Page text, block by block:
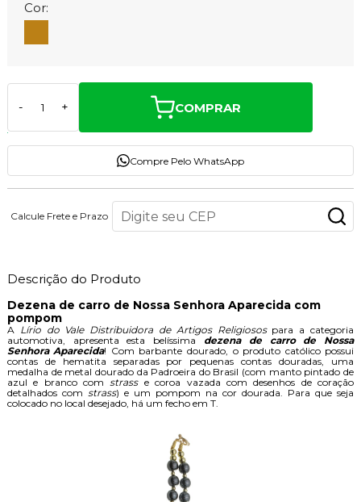
Cor:
- + COMPRAR
Compre Pelo WhatsApp
Calcule Frete e Prazo
Descrição do Produto
Dezena de carro de Nossa Senhora Aparecida com
pompom
A Lírio do Vale Distribuidora de Artigos Religiosospara a categoria
automotiva, apresenta esta belíssima dezena de carro de Nossa
Senhora Aparecida! Com barbante dourado, o produto católico possui
contas de hematita separadas por pequenas contas douradas, uma
medalha de metal dourado da Padroeira do Brasil (com manto pintado de
azul e branco comstrasse coroa vazada com desenhos de coração
detalhados com strass) e um pompom na cor dourada. Para que seja
colocado no local desejado, há um fecho em T.